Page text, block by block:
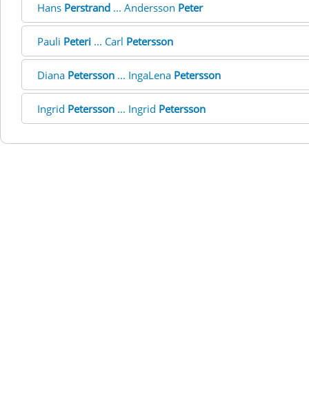
Hans Perstrand ... Andersson Peter
Pauli Peteri ... Carl Petersson
Diana Petersson ... IngaLena Petersson
Ingrid Petersson ... Ingrid Petersson